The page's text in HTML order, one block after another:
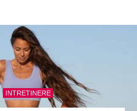
INTRETINERE